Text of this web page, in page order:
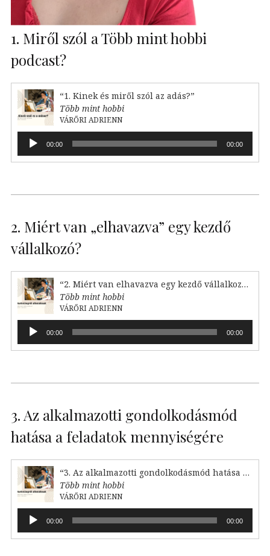
1. Miről szól a Több mint hobbi
podcast?
“1. Kinek és miről szól az adás?”
Több mint hobbi
VÁRŐRI ADRIENN
Audió
lejátszó00:00 00:00
2. Miért van „elhavazva” egy kezdő
vállalkozó?
“2. Miért van elhavazva egy kezdő vállalkozó?”
Több mint hobbi
VÁRŐRI ADRIENN
Audió
lejátszó00:00 00:00
3. Az alkalmazotti gondolkodásmód
hatása a feladatok mennyiségére
“3. Az alkalmazotti gondolkodásmód hatása a feladataink mennyiségére”
Több mint hobbi
VÁRŐRI ADRIENN
Audió
lejátszó00:00 00:00